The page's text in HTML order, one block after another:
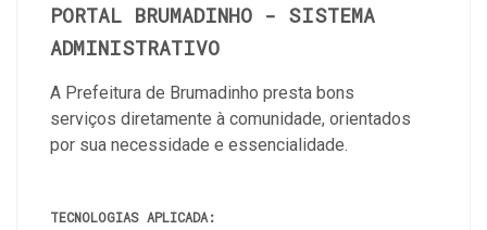
PORTAL BRUMADINHO - SISTEMA
ADMINISTRATIVO
A Prefeitura de Brumadinho presta bons
serviços diretamente à comunidade, orientados
por sua necessidade e essencialidade.
TECNOLOGIAS APLICADA: